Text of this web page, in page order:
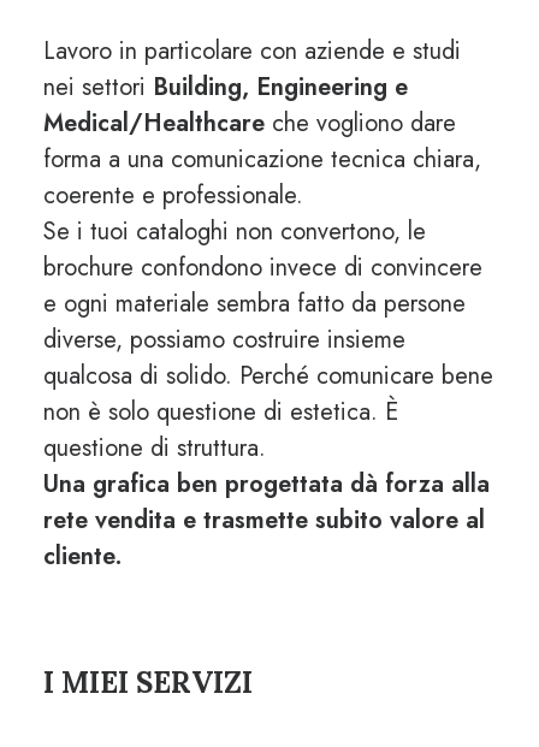
Lavoro in particolare con aziende e studi
nei settori Building, Engineering e
Medical/Healthcare che vogliono dare
forma a una comunicazione tecnica chiara,
coerente e professionale.
Se i tuoi cataloghi non convertono, le
brochure confondono invece di convincere
e ogni materiale sembra fatto da persone
diverse, possiamo costruire insieme
qualcosa di solido. Perché comunicare bene
non è solo questione di estetica. È
questione di struttura.
Una grafica ben progettata dà forza alla
rete vendita e trasmette subito valore al
cliente.
I MIEI SERVIZI